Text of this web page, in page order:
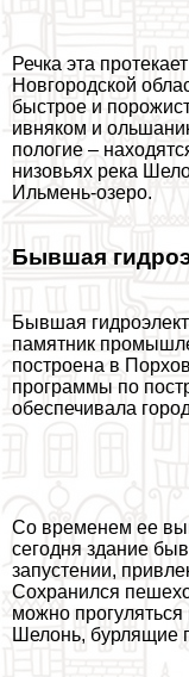
Речка эта
Новгородской
быстрое и
ивняком и
пологие –
низовьях река
Ильмень-озеро.
Бывшая
Бывшая
памятник
построена в
программы по
обеспечивала
Со временем ее
сегодня здание
запустении,
Сохранился
можно
Шелонь, бурлящие